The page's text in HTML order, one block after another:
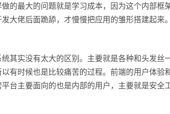
的最大的问题就是学习成本，因为这个内部框
大佬后面跪舔，才慢慢把应用的雏形搭建起来
其实没有太大的区别。主要就是各种和头发丝
有时候也是比较痛苦的过程。前端的用户体验
台主要面向的也是内部的用户，主要就是安全